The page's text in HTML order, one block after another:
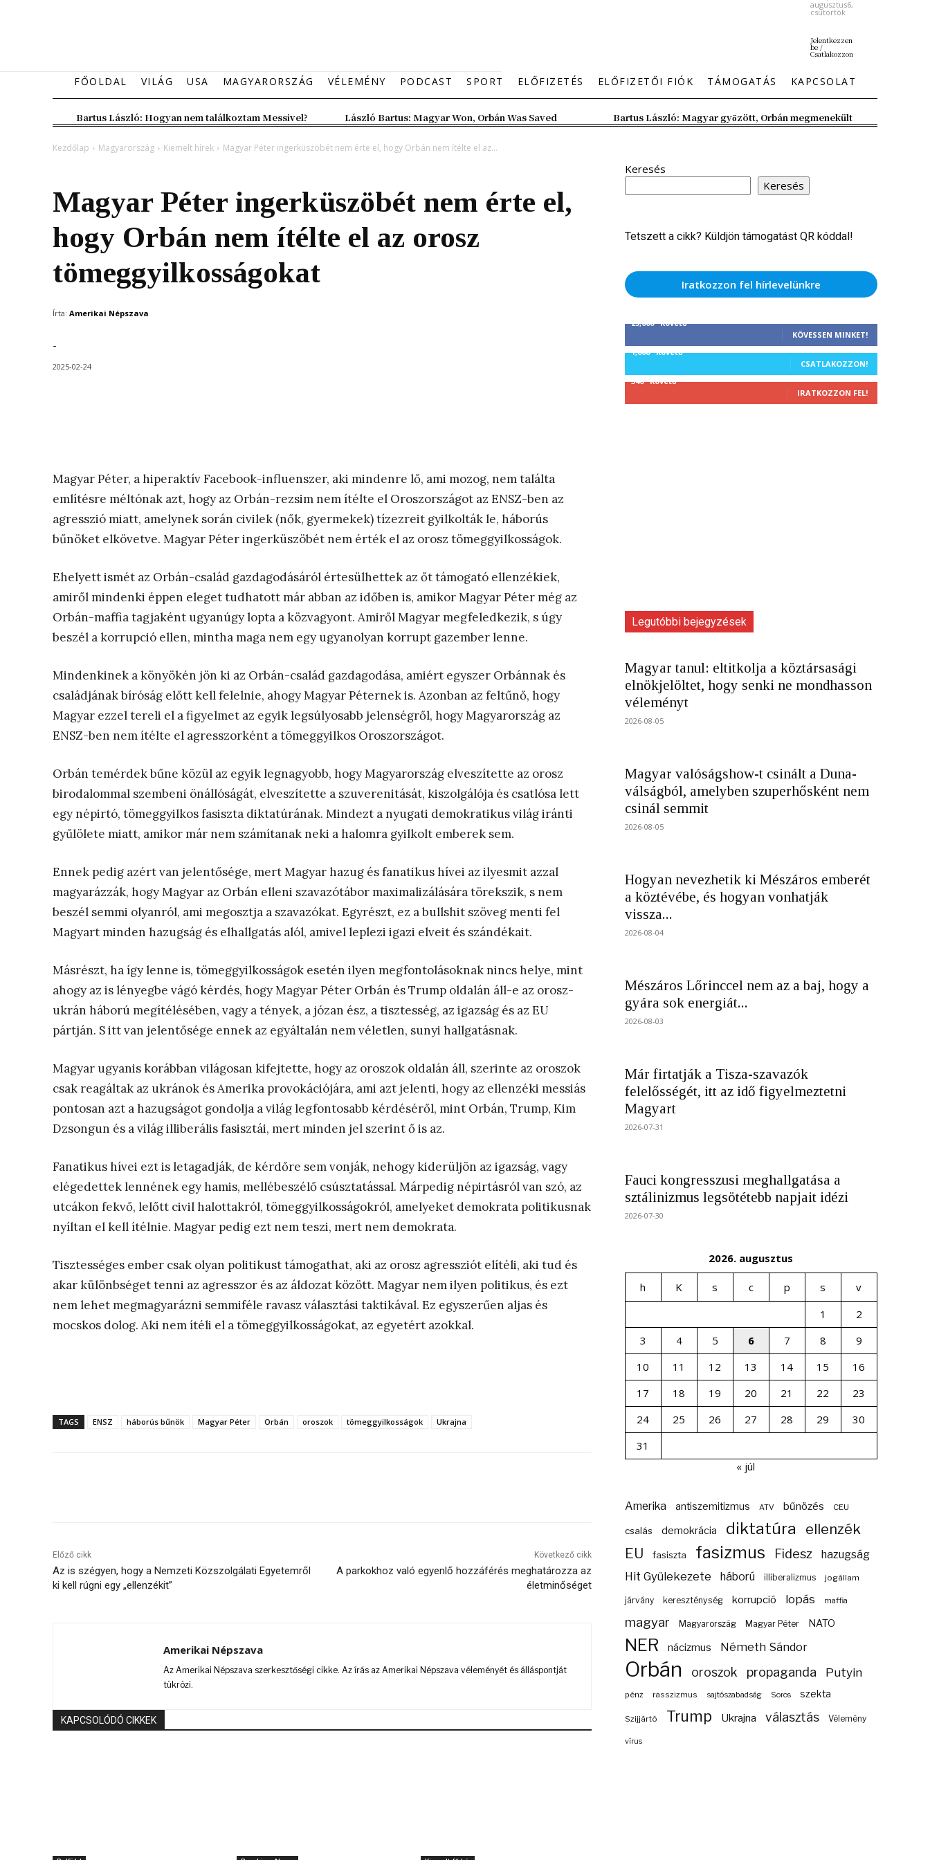
augusztus6,
csütörtök
Jelentkezzen
be /
Csatlakozzon
FŐOLDAL VILÁG USA MAGYARORSZÁG VÉLEMÉNY PODCAST SPORT ELŐFIZETÉS ELŐFIZETŐI FIÓK TÁMOGATÁS KAPCSOLAT
Bartus László: Hogyan nem találkoztam Messivel? László Bartus: Magyar Won, Orbán Was Saved Bartus László: Magyar győzött, Orbán megmenekült
Kezdőlap Magyarország Kiemelt hírek Magyar Péter ingerküszöbét nem érte el, hogy Orbán nem ítélte el az...
Magyar Péter ingerküszöbét nem érte el,
hogy Orbán nem ítélte el az orosz
tömeggyilkosságokat
Írta: Amerikai Népszava
-
2025-02-24
Magyar Péter, a hiperaktív Facebook-influenszer, aki mindenre lő, ami mozog, nem találta
említésre méltónak azt, hogy az Orbán-rezsim nem ítélte el Oroszországot az ENSZ-ben az
agresszió miatt, amelynek során civilek (nők, gyermekek) tízezreit gyilkolták le, háborús
bűnöket elkövetve. Magyar Péter ingerküszöbét nem érték el az orosz tömeggyilkosságok.
Ehelyett ismét az Orbán-család gazdagodásáról értesülhettek az őt támogató ellenzékiek,
amiről mindenki éppen eleget tudhatott már abban az időben is, amikor Magyar Péter még az
Orbán-maffia tagjaként ugyanúgy lopta a közvagyont. Amiről Magyar megfeledkezik, s úgy
beszél a korrupció ellen, mintha maga nem egy ugyanolyan korrupt gazember lenne.
Mindenkinek a könyökén jön ki az Orbán-család gazdagodása, amiért egyszer Orbánnak és
családjának bíróság előtt kell felelnie, ahogy Magyar Péternek is. Azonban az feltűnő, hogy
Magyar ezzel tereli el a figyelmet az egyik legsúlyosabb jelenségről, hogy Magyarország az
ENSZ-ben nem ítélte el agresszorként a tömeggyilkos Oroszországot.
Orbán temérdek bűne közül az egyik legnagyobb, hogy Magyarország elveszítette az orosz
birodalommal szembeni önállóságát, elveszítette a szuverenitását, kiszolgálója és csatlósa lett
egy népirtó, tömeggyilkos fasiszta diktatúrának. Mindezt a nyugati demokratikus világ iránti
gyűlölete miatt, amikor már nem számítanak neki a halomra gyilkolt emberek sem.
Ennek pedig azért van jelentősége, mert Magyar hazug és fanatikus hívei az ilyesmit azzal
magyarázzák, hogy Magyar az Orbán elleni szavazótábor maximalizálására törekszik, s nem
beszél semmi olyanról, ami megosztja a szavazókat. Egyrészt, ez a bullshit szöveg menti fel
Magyart minden hazugság és elhallgatás alól, amivel leplezi igazi elveit és szándékait.
Másrészt, ha így lenne is, tömeggyilkosságok esetén ilyen megfontolásoknak nincs helye, mint
ahogy az is lényegbe vágó kérdés, hogy Magyar Péter Orbán és Trump oldalán áll-e az orosz-
ukrán háború megítélésében, vagy a tények, a józan ész, a tisztesség, az igazság és az EU
pártján. S itt van jelentősége ennek az egyáltalán nem véletlen, sunyi hallgatásnak.
Magyar ugyanis korábban világosan kifejtette, hogy az oroszok oldalán áll, szerinte az oroszok
csak reagáltak az ukránok és Amerika provokációjára, ami azt jelenti, hogy az ellenzéki messiás
pontosan azt a hazugságot gondolja a világ legfontosabb kérdéséről, mint Orbán, Trump, Kim
Dzsongun és a világ illiberális fasisztái, mert minden jel szerint ő is az.
Fanatikus hívei ezt is letagadják, de kérdőre sem vonják, nehogy kiderüljön az igazság, vagy
elégedettek lennének egy hamis, mellébeszélő csúsztatással. Márpedig népirtásról van szó, az
utcákon fekvő, lelőtt civil halottakról, tömeggyilkosságokról, amelyeket demokrata politikusnak
nyíltan el kell ítélnie. Magyar pedig ezt nem teszi, mert nem demokrata.
Tisztességes ember csak olyan politikust támogathat, aki az orosz agressziót elítéli, aki tud és
akar különbséget tenni az agresszor és az áldozat között. Magyar nem ilyen politikus, és ezt
nem lehet megmagyarázni semmiféle ravasz választási taktikával. Ez egyszerűen aljas és
mocskos dolog. Aki nem ítéli el a tömeggyilkosságokat, az egyetért azokkal.
TAGS ENSZ háborús bűnök Magyar Péter Orbán oroszok tömeggyilkosságok Ukrajna
Előző cikk
Az is szégyen, hogy a Nemzeti Közszolgálati Egyetemről
ki kell rúgni egy „ellenzékit”
Következő cikk
A parkokhoz való egyenlő hozzáférés meghatározza az
életminőséget
Amerikai Népszava
Az Amerikai Népszava szerkesztőségi cikke. Az írás az Amerikai Népszava véleményét és álláspontját
tükrözi.
KAPCSOLÓDÓ CIKKEK
Keresés
Keresés
Tetszett a cikk? Küldjön támogatást QR kóddal!
Iratkozzon fel hírlevelünkre
25,000 Követő
KÖVESSEN MINKET!
1,000 Követő
CSATLAKOZZON!
340 Követő
IRATKOZZON FEL!
Legutóbbi bejegyzések
Magyar tanul: eltitkolja a köztársasági
elnökjelöltet, hogy senki ne mondhasson
véleményt
2026-08-05
Magyar valóságshow-t csinált a Duna-
válságból, amelyben szuperhősként nem
csinál semmit
2026-08-05
Hogyan nevezhetik ki Mészáros emberét
a köztévébe, és hogyan vonhatják
vissza...
2026-08-04
Mészáros Lőrinccel nem az a baj, hogy a
gyára sok energiát...
2026-08-03
Már firtatják a Tisza-szavazók
felelősségét, itt az idő figyelmeztetni
Magyart
2026-07-31
Fauci kongresszusi meghallgatása a
sztálinizmus legsötétebb napjait idézi
2026-07-30
2026. augusztus
h K s c p s
v
1
2
3
4 5 6 7 8
9
10
11 12 13 14 15
16
17
18 19 20 21 22
23
24
25 26 27 28 29
30
31
« júl
Amerika antiszemitizmus ATV bűnözés CEU
csalás demokrácia diktatúra ellenzék
EU fasiszta fasizmus Fidesz hazugság
Hit Gyülekezete háború illiberalizmus jogállam
járvány kereszténység korrupció lopás maffia
magyar Magyarország Magyar Péter NATO
NER nácizmus Németh Sándor
Orbán oroszok propaganda Putyin
pénz rasszizmus sajtószabadság Soros szekta
Szijjártó Trump Ukrajna választás Vélemény
vírus